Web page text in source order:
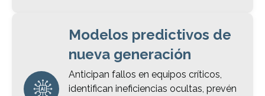
Modelos predictivos de
nueva generación
Anticipan fallos en equipos críticos,
identifican ineficiencias ocultas, prevén